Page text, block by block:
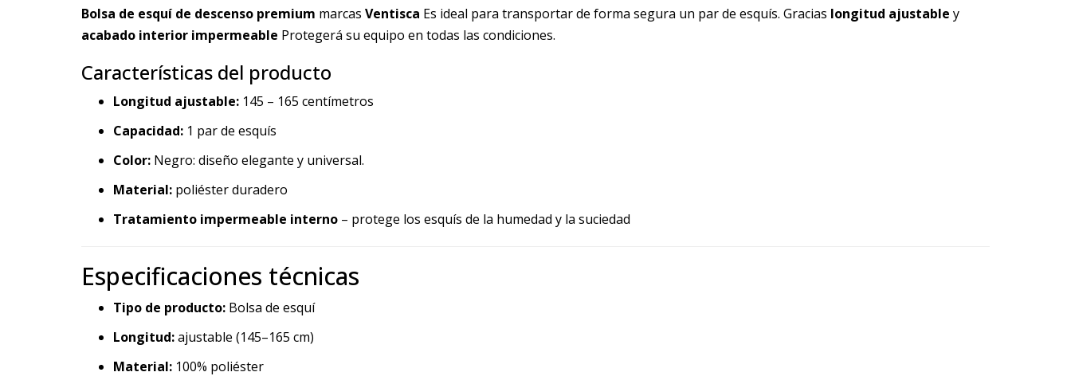
Bolsa de esquí de descenso premium marcas Ventisca Es ideal para transportar de forma segura un par de esquís. Gracias longitud ajustable y
acabado interior impermeable Protegerá su equipo en todas las condiciones.
Características del producto
Longitud ajustable: 145 – 165 centímetros
Capacidad: 1 par de esquís
Color: Negro: diseño elegante y universal.
Material: poliéster duradero
Tratamiento impermeable interno – protege los esquís de la humedad y la suciedad
Especificaciones técnicas
Tipo de producto: Bolsa de esquí
Longitud:ajustable (145–165 cm)
Material: 100% poliéster